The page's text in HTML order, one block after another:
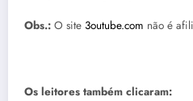
Obs.: O site 3outube.com não é
Os leitores também clicaram: